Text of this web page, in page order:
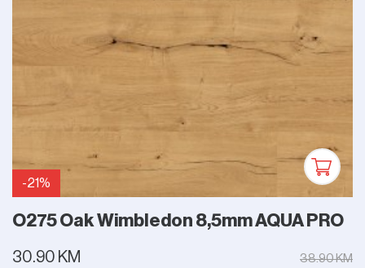
-21%
O275 Oak Wimbledon 8,5mm AQUA PRO
30.90 KM 38.90 KM